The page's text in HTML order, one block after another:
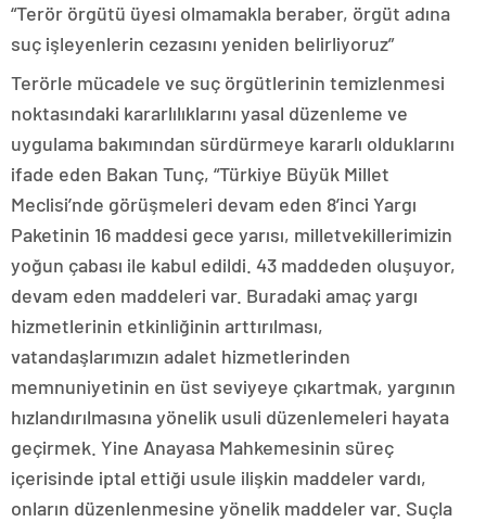
“Terör örgütü üyesi olmamakla beraber, örgüt adına
suç işleyenlerin cezasını yeniden belirliyoruz”
Terörle mücadele ve suç örgütlerinin temizlenmesi
noktasındaki kararlılıklarını yasal düzenleme ve
uygulama bakımından sürdürmeye kararlı olduklarını
ifade eden Bakan Tunç, “Türkiye Büyük Millet
Meclisi’nde görüşmeleri devam eden 8’inci Yargı
Paketinin 16 maddesi gece yarısı, milletvekillerimizin
yoğun çabası ile kabul edildi. 43 maddeden oluşuyor,
devam eden maddeleri var. Buradaki amaç yargı
hizmetlerinin etkinliğinin arttırılması,
vatandaşlarımızın adalet hizmetlerinden
memnuniyetinin en üst seviyeye çıkartmak, yargının
hızlandırılmasına yönelik usuli düzenlemeleri hayata
geçirmek. Yine Anayasa Mahkemesinin süreç
içerisinde iptal ettiği usule ilişkin maddeler vardı,
onların düzenlenmesine yönelik maddeler var. Suçla